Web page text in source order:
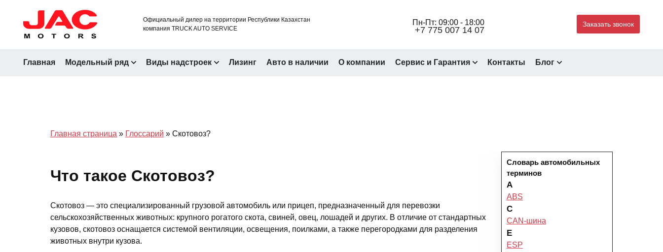
Официальный дилер на территории Республики Казахстан
компания TRUCK AUTO SERVICE
Пн-Пт: 09:00 - 18:00
+7 775 007 14 07
Заказать звонок
Главная Модельный ряд Виды надстроек Лизинг Авто в наличии О компании Сервис и Гарантия Контакты Блог
Главная страница » Глоссарий » Скотовоз?
Что такое Скотовоз?
Скотовоз — это специализированный грузовой автомобиль или прицеп, предназначенный для перевозки
сельскохозяйственных животных: крупного рогатого скота, свиней, овец, лошадей и других. В отличие от стандартных
кузовов, скотовоз оснащается системой вентиляции, освещения, поилками, а также перегородками для разделения
животных внутри кузова.
Словарь автомобильных
терминов
A
ABS
C
CAN-шина
E
ESP